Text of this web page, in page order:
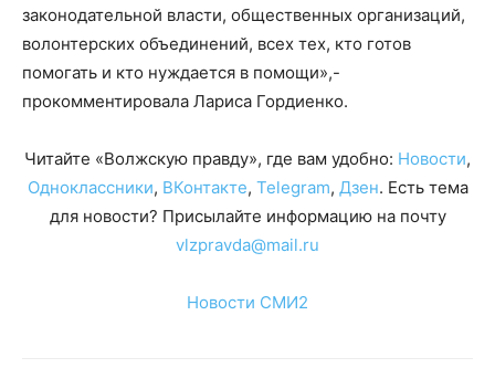
законодательной власти, общественных организаций,
волонтерских объединений, всех тех, кто готов
помогать и кто нуждается в помощи»,-
прокомментировала Лариса Гордиенко.
Читайте «Волжскую правду», где вам удобно: Новости,
Одноклассники, ВКонтакте, Telegram, Дзен. Есть тема
для новости? Присылайте информацию на почту
vlzpravda@mail.ru
Новости СМИ2